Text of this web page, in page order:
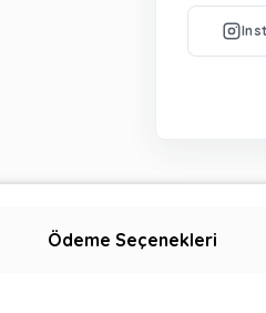
Ödeme Seçenekleri